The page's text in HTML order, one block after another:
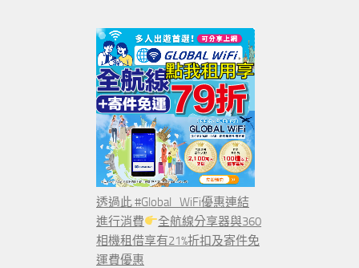
透過此 #Global_WiFi優惠連結
進行消費
全航線分享器與360
相機租借享有21%折扣及寄件免
運費優惠